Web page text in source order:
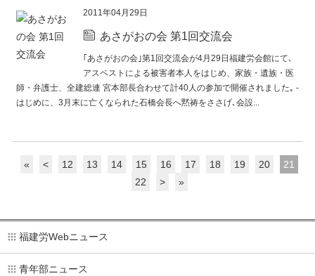
2011年04月29日
あさがおの会 第1回交流会
｢あさがおの会｣第1回交流会が4月29日福建労会館にて､
アスベストによる被害者本人をはじめ、家族・遺族・医
師・弁護士、全建総連 宮本部長合わせて計40人の参加で開催されました｡ -
はじめに、3月末に亡くなられた石橋会長へ黙祷をささげ､会設...
« < 12 13 14 15 16 17 18 19 20
21
22
> »
福建労Webニュース
青年部ニュース